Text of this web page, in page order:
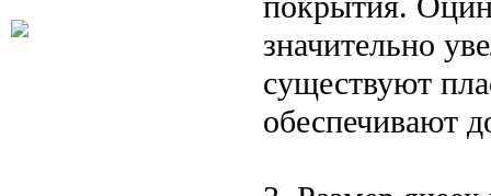
значительно
существуют
обеспечивают